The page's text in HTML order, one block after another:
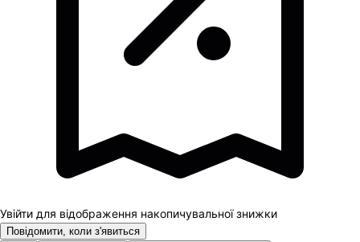
Увійти для відображення накопичувальної знижки
Повідомити, коли з'явиться